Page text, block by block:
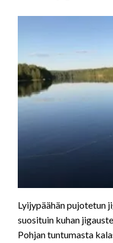
Lyijypäähän pujotetun
suosituin kuhan
Pohjan tuntumasta